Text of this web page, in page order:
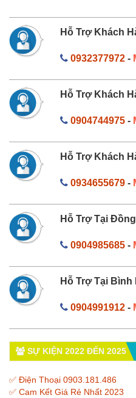
Hỗ Trợ Khách
0932377972-
Hỗ Trợ Khách
0904744975-
Hỗ Trợ Khách
0934655679-
Hỗ Trợ Tại
0904985685-
Hỗ Trợ Tại
0904991912-
SỰ KIỆN 2022 ĐẾN 2025
✅ Điện Thoại 0903.181.486
✅ Cam Kết Giá Rẻ Nhất 2023